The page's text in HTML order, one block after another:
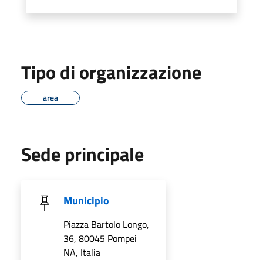
Tipo di organizzazione
area
Sede principale
Municipio
Piazza Bartolo Longo,
36, 80045 Pompei
NA, Italia